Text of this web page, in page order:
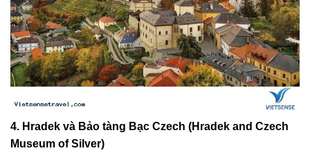
4. Hradek và Bảo tàng Bạc Czech (Hradek and Czech
Museum of Silver)